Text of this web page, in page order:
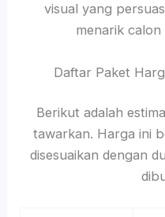
visual yang
menarik
Daftar Paket
Berikut adalah
tawarkan. Harga ini
disesuaikan dengan